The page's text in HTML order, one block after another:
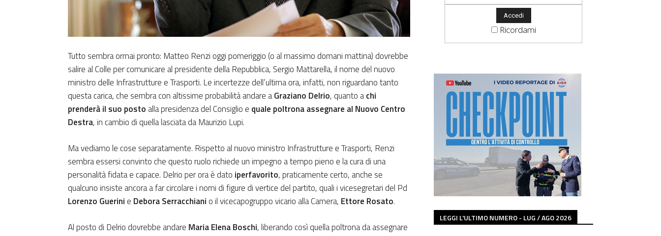
Tutto sembra ormai pronto: Matteo Renzi oggi pomeriggio (o al massimo domani mattina) dovrebbe
salire al Colle per comunicare al presidente della Repubblica, Sergio Mattarella, il nome del nuovo
ministro delle Infrastrutture e Trasporti. Le incertezze dell’ultima ora, infatti, non riguardano tanto
questa carica, che sembra con altissime probabilità andare aGraziano Delrio, quanto achi
prenderà il suo posto alla presidenza del Consiglio e quale poltrona assegnare al Nuovo Centro
Destra, in cambio di quella lasciata da Maurizio Lupi.
Ma vediamo le cose separatamente. Rispetto al nuovo ministro Infrastrutture e Trasporti, Renzi
sembra essersi convinto che questo ruolo richiede un impegno a tempo pieno e la cura di una
personalità fidata e capace. Delrio per ora è dato iperfavorito, praticamente certo, anche se
qualcuno insiste ancora a far circolare i nomi di figure di vertice del partito, quali i vicesegretari del Pd
Lorenzo Guerini e Debora Serracchiani o il vicecapogruppo vicario alla Camera, Ettore Rosato.
Al posto di Delrio dovrebbe andare Maria Elena Boschi, liberando così quella poltrona da assegnare
Ricordami
LEGGI L'ULTIMO NUMERO - LUG / AGO 2026